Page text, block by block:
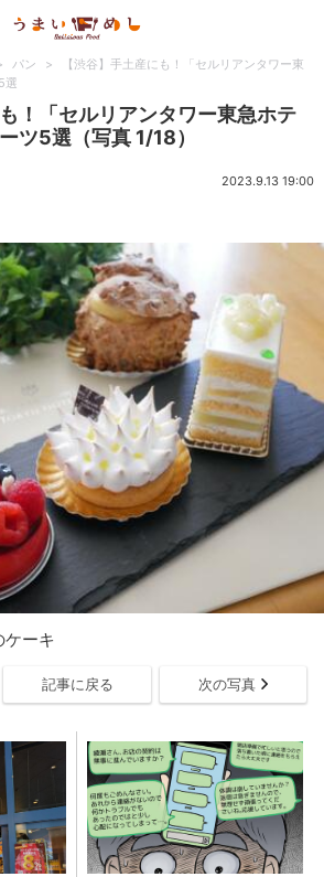
パン >
【渋谷】手土産にも！「セルリアンタワー東
選
！「セルリアンタワー東急ホテ
ツ5選（写真 1/18）
2023.9.13 19:00
ケーキ
記事に戻る 次の写真